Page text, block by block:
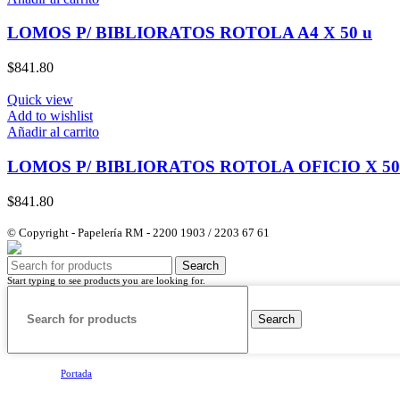
LOMOS P/ BIBLIORATOS ROTOLA A4 X 50 u
$841.80
Quick view
Add to wishlist
Añadir al carrito
LOMOS P/ BIBLIORATOS ROTOLA OFICIO X
$841.80
© Copyright - Papelería RM - 2200 1903 / 2203 67 61
Search
Start typing to see products you are looking for.
Search
Portada